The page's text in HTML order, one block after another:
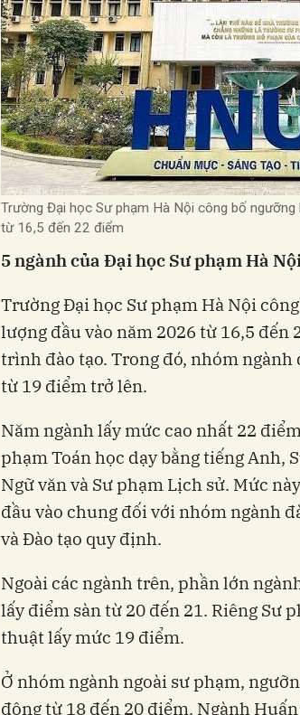
Trường Đại học Sư phạm Hà Nội công bố
từ 16,5 đến 22 điểm
5 ngành của Đại học Sư phạm Hà
Trường Đại học Sư phạm Hà Nội
lượng đầu vào năm 2026 từ 16,5 đến
trình đào tạo. Trong đó, nhóm ngành
từ 19 điểm trở lên.
Năm ngành lấy mức cao nhất 22
phạm Toán học dạy bằng tiếng Anh,
Ngữ văn và Sư phạm Lịch sử. Mức
đầu vào chung đối với nhóm ngành
và Đào tạo quy định.
Ngoài các ngành trên, phần lớn
lấy điểm sàn từ 20 đến 21. Riêng Sư
thuật lấy mức 19 điểm.
Ở nhóm ngành ngoài sư phạm,
động từ 18 đến 20 điểm. Ngành